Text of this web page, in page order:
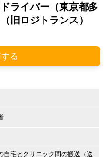
ライバー（東京都多
旧ロジトランス）
る
自宅とクリニック間の搬送（送